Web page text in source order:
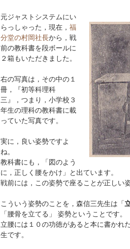
元ジャストシステムにい
らっしゃった，現在， 福
分堂の村岡社長から，戦
前の教科書を段ボールに
２箱もいただきました。
右の写真は，その中の１
冊，『初等科理科
三』，つまり，小学校３
年生の理科の教科書に載
っていた写真です。
実に，良い姿勢ですよ
ね。
教科書にも，「図のよう
に，正しく腰をかけ」と出ています。
戦前には，この姿勢で座ることが正しい
こういう姿勢のことを，森信三先生は「
「腰骨を立てる」 姿勢ということです。
立腰には１０の功徳があると本に書かれ
生です。